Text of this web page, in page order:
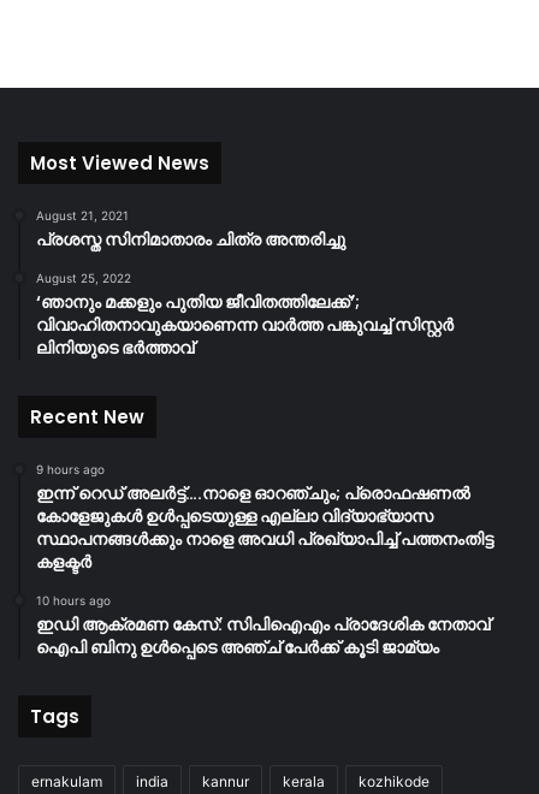
Most Viewed News
August 21, 2021
പ്രശസ്ത സിനിമാതാരം ചിത്ര അന്തരിച്ചു
August 25, 2022
‘ഞാനും മക്കളും പുതിയ ജീവിതത്തിലേക്ക്’;
വിവാഹിതനാവുകയാണെന്ന വാർത്ത പങ്കുവച്ച് സിസ്റ്റർ
ലിനിയുടെ ഭർത്താവ്
Recent New
9 hours ago
ഇന്ന് റെഡ് അലർട്ട്….നാളെ ഓറഞ്ചും; പ്രൊഫഷണൽ
കോളേജുകൾ ഉൾപ്പടെയുള്ള എല്ലാ വിദ്യാഭ്യാസ
സ്ഥാപനങ്ങൾക്കും നാളെ അവധി പ്രഖ്യാപിച്ച് പത്തനംതിട്ട
കളക്ടർ
10 hours ago
ഇഡി ആക്രമണ കേസ്: സിപിഐഎം പ്രാദേശിക നേതാവ്
ഐപി ബിനു ഉൾപ്പെടെ അഞ്ച് പേർക്ക് കൂടി ജാമ്യം
Tags
ernakulam india kannur kerala kozhikode